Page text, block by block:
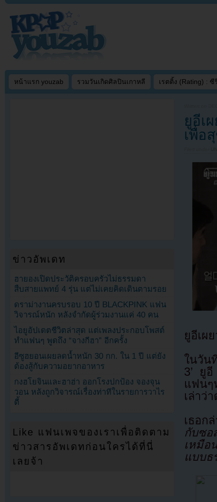
หน้าแรก youzab รวมวันเกิดศิลปินเกาหลี เรตติ้ง (Rating) : ซี
ยูอีเ
เพื่อ
ยูอีเผ
ในวัน
3’ ยู
แฟนๆ
เล่าว่
เธอก
กับซอ
เหมือ
แบบธ
ข่าวอัพเดท
ฮายองเปิดประวัติครอบครัวไม่ธรรมดา
สืบสายแพทย์ 4 รุ่น แต่ไม่เคยคิดเดินตามรอย
ดราม่างานครบรอบ 10 ปี BLACKPINK แฟน
วิจารณ์หนัก หลังจำกัดผู้ร่วมงานแค่ 40 คน
ไอยูอัปเดตชีวิตล่าสุด แต่เพลงประกอบโพสต์
ทำแฟนๆ พูดถึง “จางกีฮา” อีกครั้ง
อีซูฮยอนเผยลดน้ำหนัก 30 กก. ใน 1 ปี แต่ยัง
ต้องสู้กับความอยากอาหาร
กงฮโยจินและฮาฮ่า ออกโรงปกป้อง จองจุน
วอน หลังถูกวิจารณ์เรื่องท่าทีในรายการวาไร
ตี้
Like แฟนเพจของเราเพื่อติดตาม
ข่าวสารอัพเดทก่อนใครได้ที่นี่
เลยจ้า